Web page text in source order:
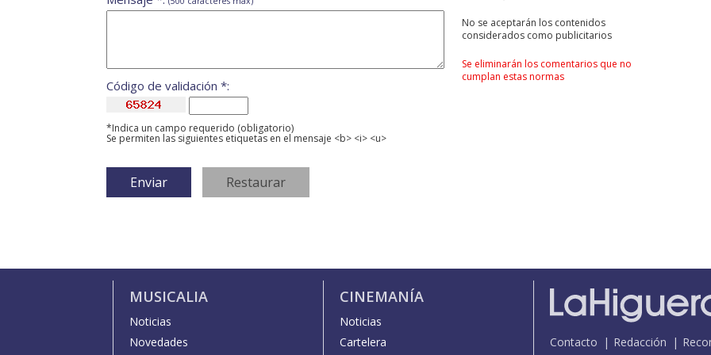
No se aceptarán los contenidos
considerados como publicitarios
Se eliminarán los comentarios que no
cumplan estas normas
Código de validación *:
*Indica un campo requerido (obligatorio)
Se permiten las siguientes etiquetas en el mensaje <b> <i> <u>
MUSICALIA
Noticias
Novedades
CINEMANÍA
Noticias
Cartelera
Contacto Redacción